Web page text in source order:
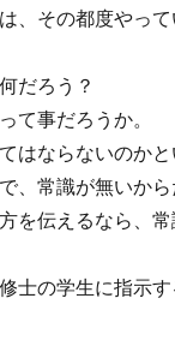
、その都度やって
だろう？
て事だろうか。
はならないのか
、常識が無いから
を伝えるなら、
士の学生に指示